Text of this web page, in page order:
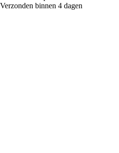
Verzonden binnen 4 dagen